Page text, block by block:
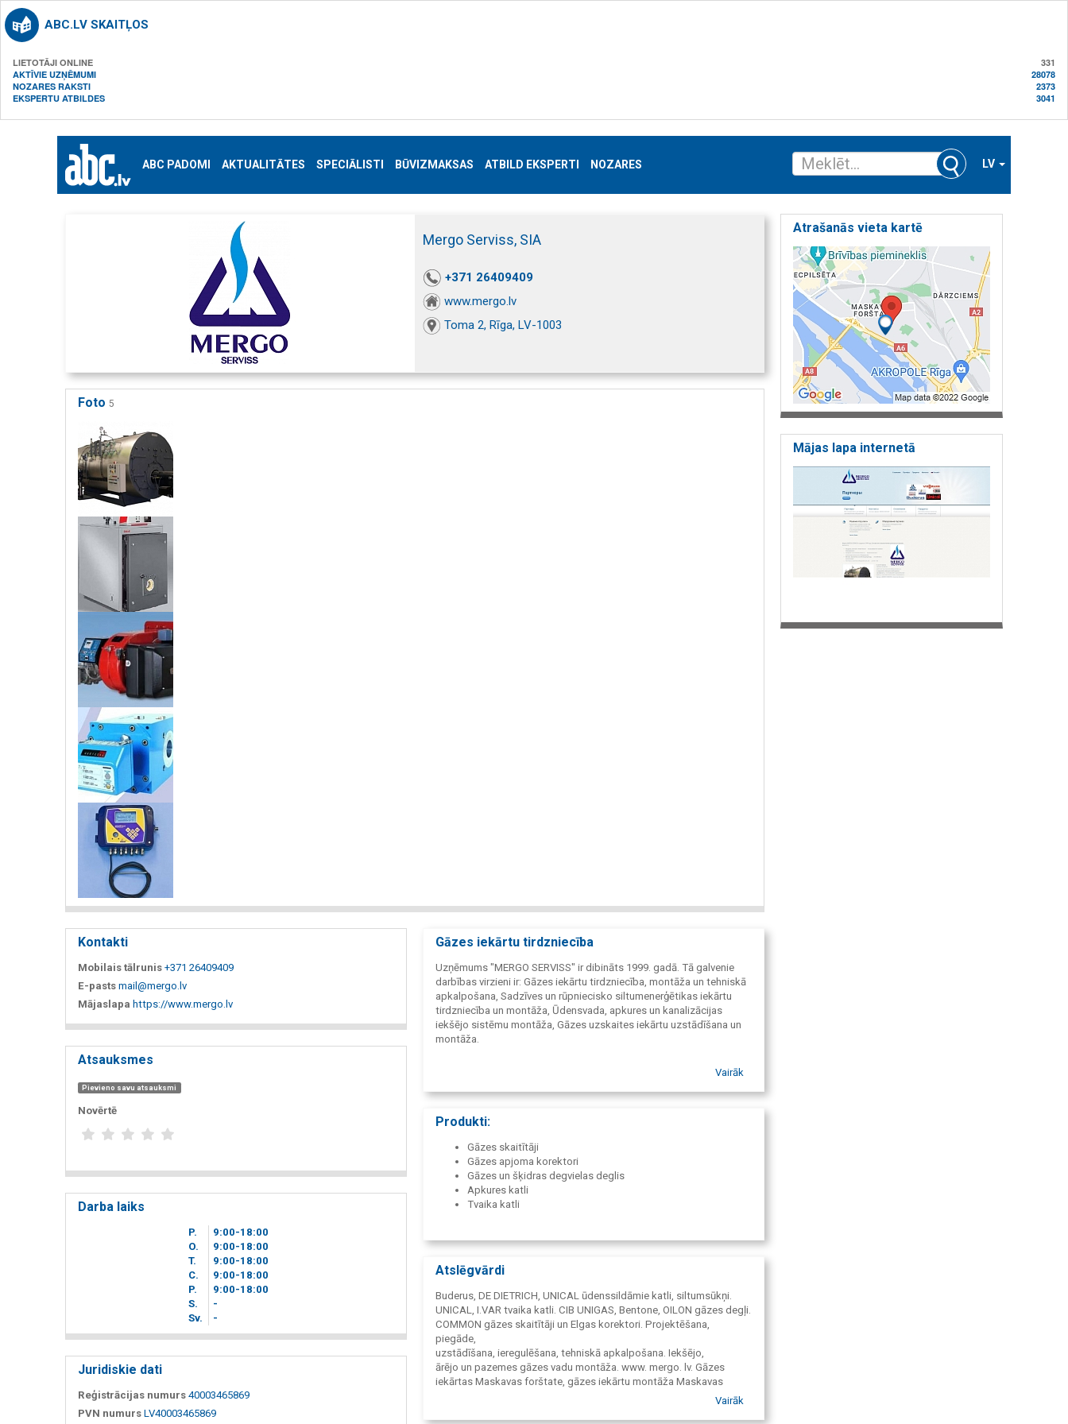
ABC.LV SKAITĻOS
LIETOTĀJI ONLINE
331
AKTĪVIE UZŅĒMUMI
28078
NOZARES RAKSTI
2373
EKSPERTU ATBILDES
3041
ABC PADOMI AKTUALITĀTES SPECIĀLISTI BŪVIZMAKSAS ATBILD EKSPERTI NOZARES LV
Mergo Serviss, SIA
+371 26409409
www.mergo.lv
Toma 2, Rīga, LV-1003
Foto 5
Kontakti
Mobilais tālrunis +371 26409409
E-pasts mail@mergo.lv
Mājaslapa https://www.mergo.lv
Atsauksmes
Pievieno savu atsauksmi
Novērtē
Darba laiks
P. 9 00-18 00
O.
9 00-18 00
T.
9 00-18 00
C.
9 00-18 00
P.
9 00-18 00
S.
-
Sv.
-
Juridiskie dati
Reģistrācijas numurs 40003465869
PVN numurs LV40003465869
Gāzes iekārtu tirdzniecība
Uzņēmums "MERGO SERVISS" ir dibināts 1999. gadā. Tā galvenie
darbības virzieni ir: Gāzes iekārtu tirdzniecība, montāža un tehniskā
apkalpošana, Sadzīves un rūpniecisko siltumenerģētikas iekārtu
tirdzniecība un montāža, Ūdensvada, apkures un kanalizācijas
iekšējo sistēmu montāža, Gāzes uzskaites iekārtu uzstādīšana un
montāža.
Vairāk
Produkti:
Gāzes skaitītāji
Gāzes apjoma korektori
Gāzes un šķidras degvielas deglis
Apkures katli
Tvaika katli
Atslēgvārdi
Buderus, DE DIETRICH, UNICAL ūdenssildāmie katli, siltumsūkņi.
UNICAL, I.VAR tvaika katli. CIB UNIGAS, Bentone, OILON gāzes degļi.
COMMON gāzes skaitītāji un Elgas korektori. Projektēšana,
piegāde,
uzstādīšana, ieregulēšana, tehniskā apkalpošana. Iekšējo,
ārējo un pazemes gāzes vadu montāža. www. mergo. lv. Gāzes
iekārtas Maskavas forštate, gāzes iekārtu montāža Maskavas
Vairāk
Atrašanās vieta kartē
Mājas lapa internetā